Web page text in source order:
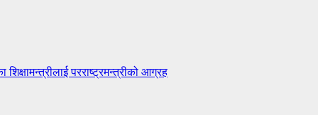
परराष्ट्रमन्त्रीको आग्रह